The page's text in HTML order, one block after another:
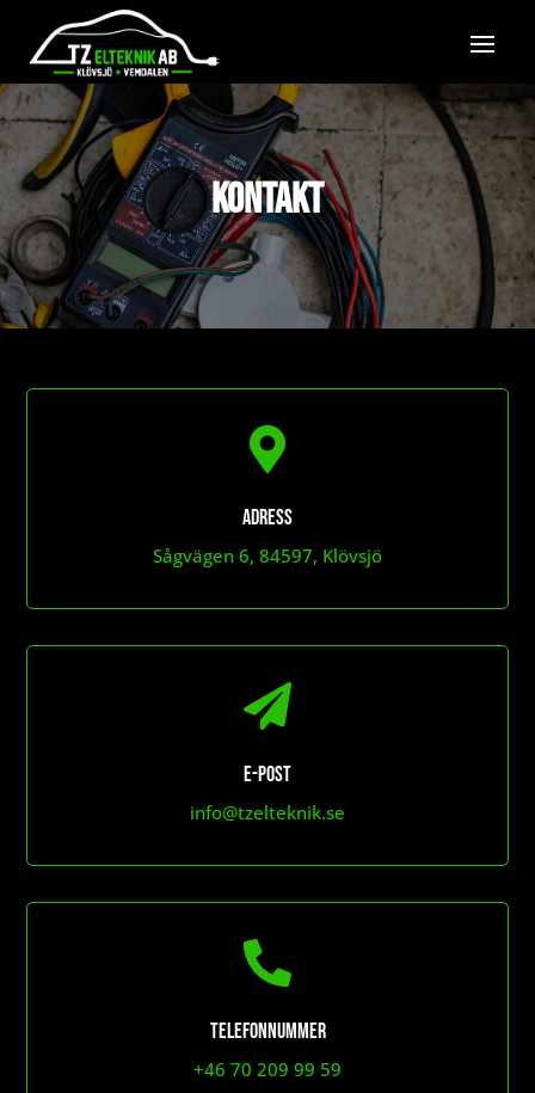
KONTAKT

Adress
Sågvägen 6, 84597, Klövsjö

E-post
info@tzelteknik.se

Telefonnummer
+46 70 209 99 59